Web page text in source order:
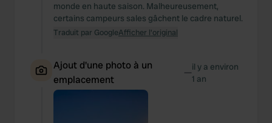
monde en haute saison. Malheureusement,
certains campeurs sales gâchent le cadre naturel.
Traduit par GoogleAfficher l'original
Ajout d'une photo à un
emplacement
—il y a environ
1 an